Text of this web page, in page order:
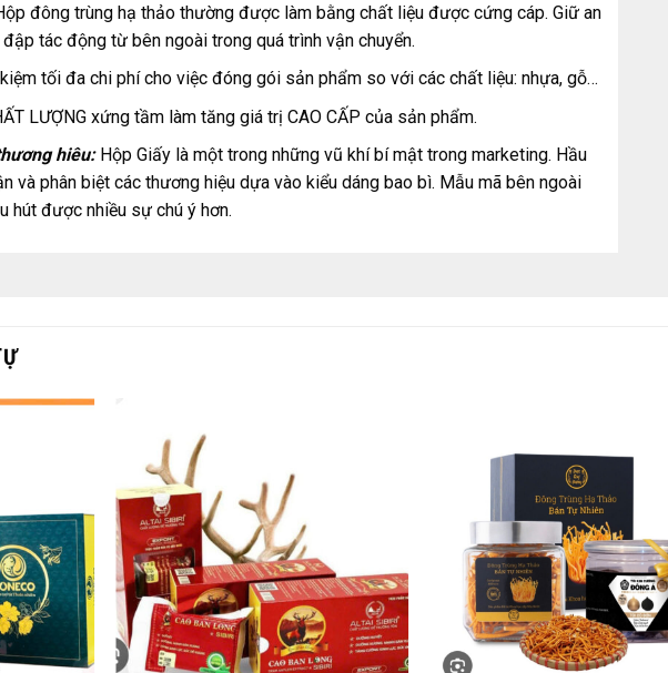
đông trùng hạ thảo thường được làm bằng chất liệu được cứng cáp. Giữ an
tác động từ bên ngoài trong quá trình vận chuyển.
tối đa chi phí cho việc đóng gói sản phẩm so với các chất liệu: nhựa, gỗ…
LƯỢNG xứng tầm làm tăng giá trị CAO CẤP của sản phẩm.
hiêu:Hộp Giấy là một trong những vũ khí bí mật trong marketing. Hầu
và phân biệt các thương hiệu dựa vào kiểu dáng bao bì. Mẫu mã bên ngoài
hút được nhiều sự chú ý hơn.